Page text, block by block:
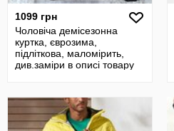
1099 грн
Чоловіча демісезонна
куртка, єврозима,
підліткова, маломірить,
див.заміри в описі товару